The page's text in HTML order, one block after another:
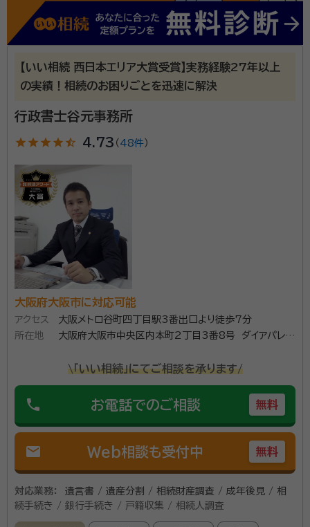
FPokada-office開業 ・2022年12月特定行政書士登録
相続・遺言を専門とする女性行政書士・ファイナンシャル
プランナーです。 多くの顧客対応の中で培った経験を生
かし、「心配」を「安心」に。 あなたの「知りたい」の一歩先
まで見据えて安心への道案内をいたします。 1、現状を
整理し、今できること、必要なことをお伝えします ご相
いることがよくあります。 それぞれの立場の法的な権利
義務をひもとくだけでも、考え方の道筋が見えてくるも
「次の相続を見据えた遺産分割」 争いを起こさない相続
のため、ご自身の立場はもとより他の関係者の目線から
も併せて考えることが必要です。
資格等：特定行政書士、CFP・1級ファイナンシャル・プランニング技
能士、宅地建物取引士（試験合格者）、証券外務員1種
協会
【いい相続 西日本エリア大賞受賞】実務経験27年以上
の実績！相続のお困りごとを迅速に解決
行政書士谷元事務所
star star star star star_half 4.73 （ 48件 ）
大阪府大阪市に対応可能
アクセス
大阪メトロ谷町四丁目駅3番出口より徒歩7分
所在地
大阪府大阪市中央区内本町2丁目3番8号 ダイアパレス
\「いい相続」にてご相談を承ります/
phone お電話でのご相談 無料
mail Web相談も受付中 無料
対応業務：
遺言書 / 遺産分割 / 相続財産調査 / 成年後見 / 相
続手続き / 銀行手続き / 戸籍収集 / 相続人調査